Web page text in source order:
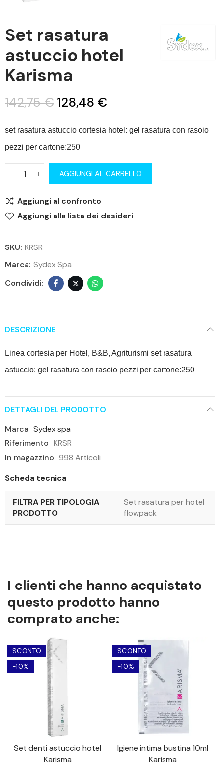
Set rasatura
astuccio hotel
Karisma
142,75 € 128,48 €
set rasatura astuccio cortesia hotel: gel rasatura con rasoio
pezzi per cartone:250
AGGIUNGI AL CARRELLO
Aggiungi al confronto
Aggiungi alla lista dei desideri
SKU: KRSR
Marca: Sydex Spa
DESCRIZIONE
Linea cortesia per Hotel, B&B, Agriturismi set rasatura
astuccio: gel rasatura con rasoio pezzi per cartone:250
DETTAGLI DEL PRODOTTO
Marca Sydex spa
Riferimento KRSR
In magazzino 998 Articoli
Scheda tecnica
FILTRA PER TIPOLOGIA
PRODOTTO
Set rasatura per hotel
flowpack
I clienti che hanno acquistato
questo prodotto hanno
comprato anche:
SCONTO
-10%
Set denti astuccio hotel
Karisma
SCONTO
-10%
Igiene intima bustina 10ml
Karisma